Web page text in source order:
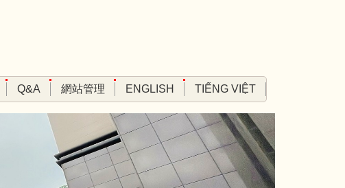
Q&A 網站管理 ENGLISH TIẾNG VIỆT